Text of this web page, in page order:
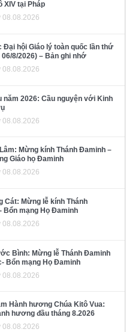
XIV tại Pháp
08.08.2026
Đại hội Giáo lý toàn quốc lần thứ
06/8/2026) – Bản ghi nhớ
08.08.2026
năm 2026: Cầu nguyện với Kinh
08.08.2026
Mừng kính Thánh Đaminh –
Giáo họ Đaminh
08.08.2026
Cát: Mừng lễ kính Thánh
Bổn mạng Họ Đaminh
08.08.2026
Bình: Mừng lễ Thánh Đaminh
Bổn mạng Họ Đaminh
08.08.2026
Hành hương Chúa Kitô Vua:
hương đầu tháng 8.2026
08.08.2026